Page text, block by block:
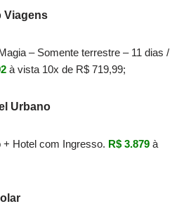
Viagens
– Somente terrestre – 11 dias /
à vista 10x de R$ 719,99;
Urbano
Hotel com Ingresso. R$ 3.879 à